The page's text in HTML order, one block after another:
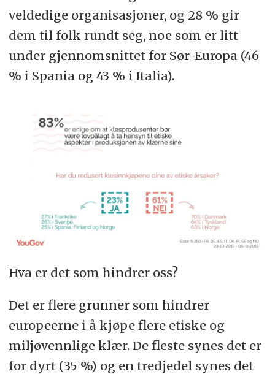
veldedige organisasjoner, og 28 % gir
dem til folk rundt seg, noe som er litt
under gjennomsnittet for Sør-Europa (46
% i Spania og 43 % i Italia).
Hva er det som hindrer oss?
Det er flere grunner som hindrer
europeerne i å kjøpe flere etiske og
miljøvennlige klær. De fleste synes det er
for dyrt (35 %) og en tredjedel synes det